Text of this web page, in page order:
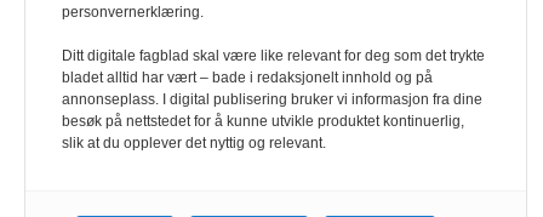
personvernerklæring.
Ditt digitale fagblad skal være like relevant for deg som det trykte
bladet alltid har vært – bade i redaksjonelt innhold og på
annonseplass. I digital publisering bruker vi informasjon fra dine
besøk på nettstedet for å kunne utvikle produktet kontinuerlig,
slik at du opplever det nyttig og relevant.